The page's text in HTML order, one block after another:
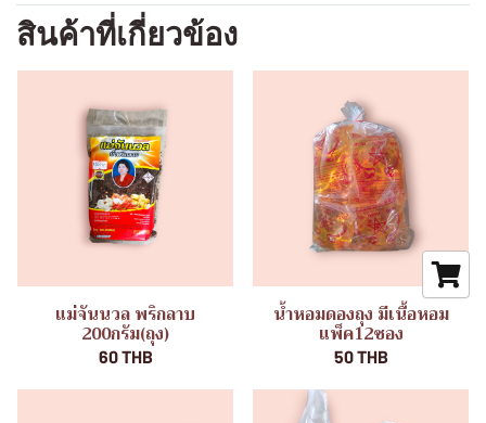
สินค้าที่เกี่ยวข้อง
แม่จันนวล พริกลาบ
200กรัม(ถุง)
60 THB
น้ำหอมดองถุง มีเนื้อหอม
แพ็ค12ซอง
50 THB